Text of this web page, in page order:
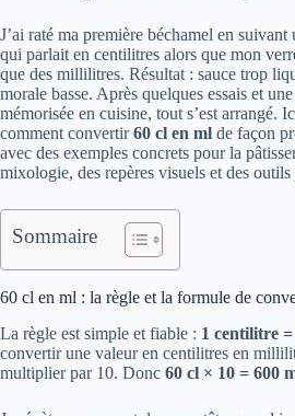
J’ai raté ma première béchamel en
qui parlait en centilitres alors que mon
que des millilitres. Résultat : sauce trop
morale basse. Après quelques essais et
mémorisée en cuisine, tout s’est arrangé.
comment convertir60 cl en ml de façon
avec des exemples concrets pour la
mixologie, des repères visuels et des outils
Sommaire
60 cl en ml : la règle et la formule de
La règle est simple et fiable : 1 centilitre
convertir une valeur en centilitres en
multiplier par 10. Donc 60 cl × 10 = 600